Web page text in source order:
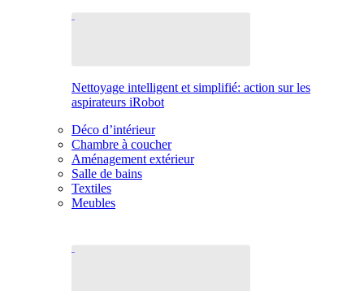
Nettoyage intelligent et simplifié: action sur les
aspirateurs iRobot
Déco d’intérieur
Chambre à coucher
Aménagement extérieur
Salle de bains
Textiles
Meubles